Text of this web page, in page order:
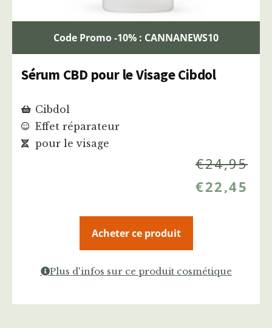
Code Promo -10% : CANNANEWS10
Sérum CBD pour le Visage Cibdol
Cibdol
Effet réparateur
pour le visage
€24,95
€22,45
Acheter ce produit
Plus d'infos sur ce produit cosmétique